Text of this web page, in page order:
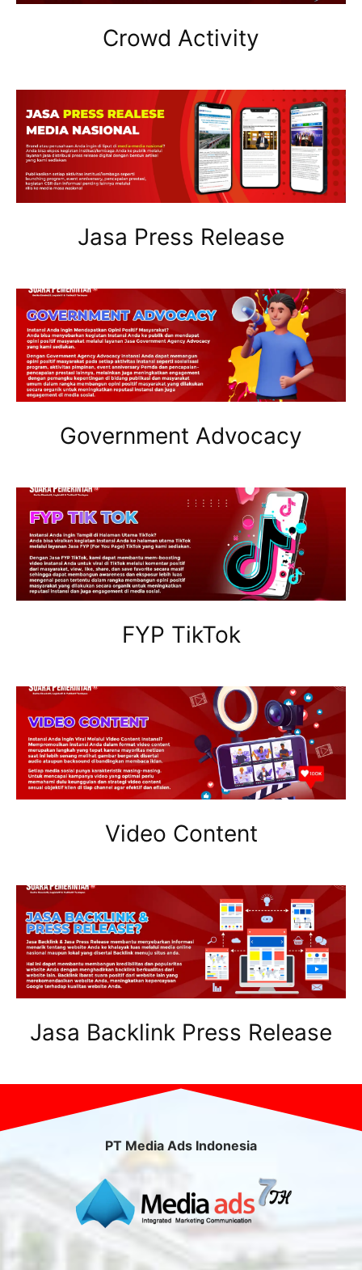
Crowd Activity
Jasa Press Release
Government Advocacy
FYP TikTok
Video Content
Jasa Backlink Press Release
PT Media Ads Indonesia